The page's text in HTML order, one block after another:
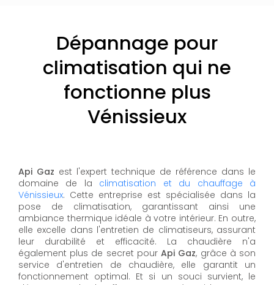
Dépannage pour
climatisation qui ne
fonctionne plus
Vénissieux
Api Gaz est l'expert technique de référence dans le
domaine de la climatisation et du chauffage à
Vénissieux. Cette entreprise est spécialisée dans la
pose de climatisation, garantissant ainsi une
ambiance thermique idéale à votre intérieur. En outre,
elle excelle dans l'entretien de climatiseurs, assurant
leur durabilité et efficacité. La chaudière n'a
également plus de secret pourApi Gaz, grâce à son
service d'entretien de chaudière, elle garantit un
fonctionnement optimal. Et si un souci survient, le